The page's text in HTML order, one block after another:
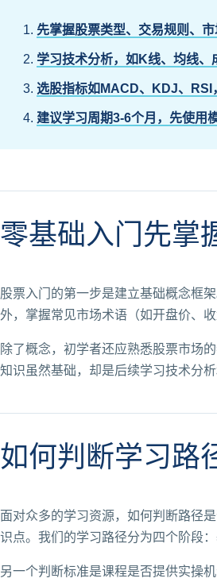
先掌握股票类型、交易规则、
学习技术分析，如K线、均线、
选股指标如MACD、KDJ、RSI
建议学习周期3-6个月，先使用
零基础入门先掌
股票入门的第一步是建立基础概念框
外，掌握常见市场术语（如开盘价、
除了概念，初学者还应熟悉股票市场
知识虽然基础，却是后续学习技术分
如何判断学习路
面对众多的学习资源，如何判断路径
识点。我们的学习路径分为四个阶段
另一个判断标准是课程是否提供实操